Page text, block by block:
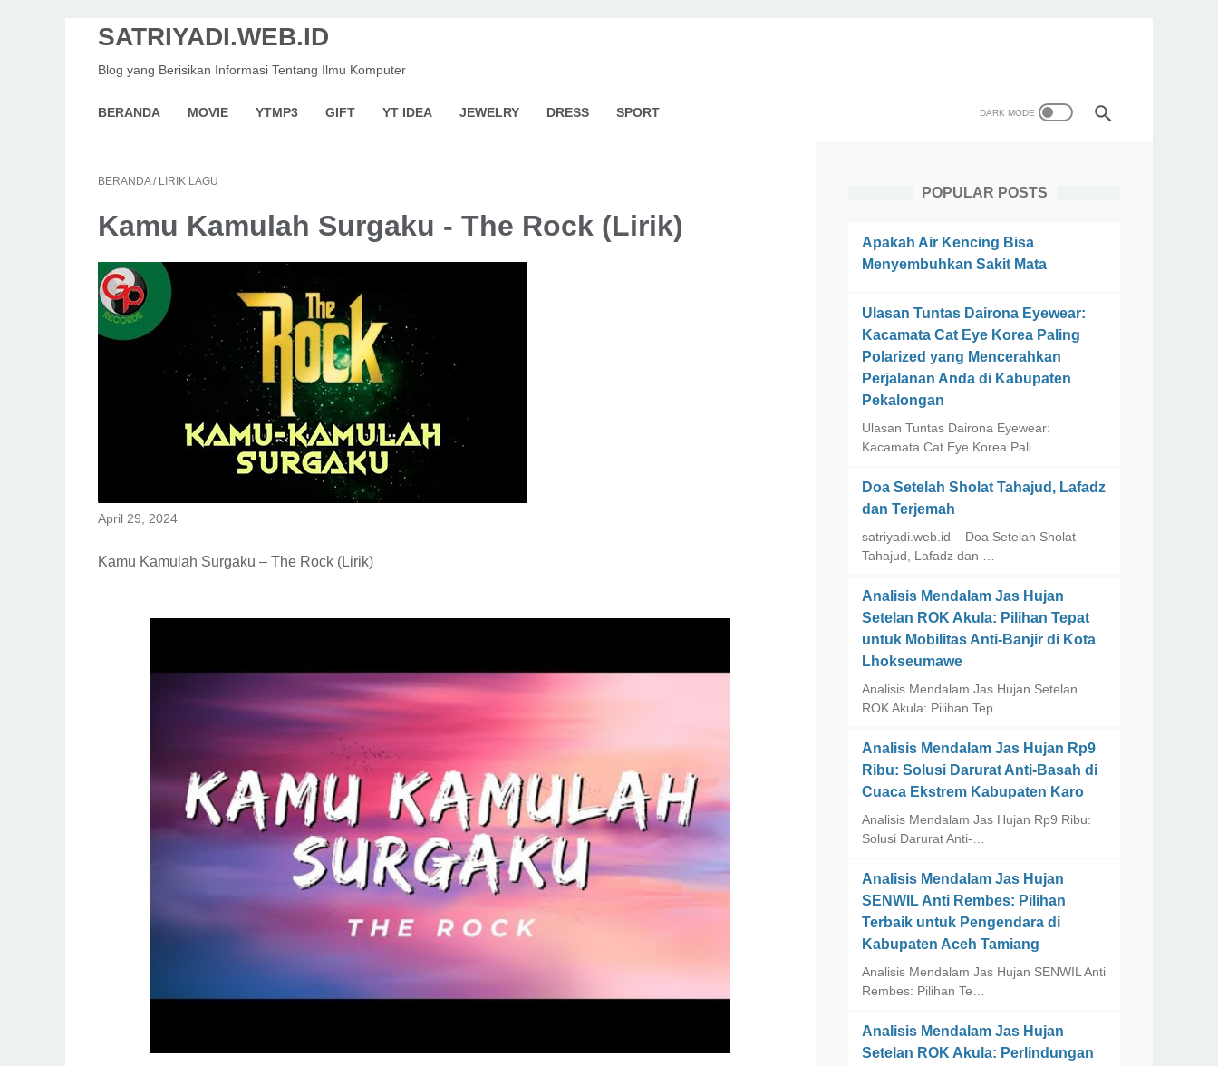
SATRIYADI.WEB.ID
Blog yang Berisikan Informasi Tentang Ilmu Komputer
BERANDA MOVIE YTMP3 GIFT YT IDEA JEWELRY DRESS SPORT
BERANDA / LIRIK LAGU
Kamu Kamulah Surgaku - The Rock (Lirik)
April 29, 2024
Kamu Kamulah Surgaku – The Rock (Lirik)
POPULAR POSTS
Apakah Air Kencing Bisa
Menyembuhkan Sakit Mata
Ulasan Tuntas Dairona Eyewear:
Kacamata Cat Eye Korea Paling
Polarized yang Mencerahkan
Perjalanan Anda di Kabupaten
Pekalongan
Ulasan Tuntas Dairona Eyewear:
Kacamata Cat Eye Korea Pali…
Doa Setelah Sholat Tahajud, Lafadz
dan Terjemah
satriyadi.web.id – Doa Setelah Sholat
Tahajud, Lafadz dan …
Analisis Mendalam Jas Hujan
Setelan ROK Akula: Pilihan Tepat
untuk Mobilitas Anti-Banjir di Kota
Lhokseumawe
Analisis Mendalam Jas Hujan Setelan
ROK Akula: Pilihan Tep…
Analisis Mendalam Jas Hujan Rp9
Ribu: Solusi Darurat Anti-Basah di
Cuaca Ekstrem Kabupaten Karo
Analisis Mendalam Jas Hujan Rp9 Ribu:
Solusi Darurat Anti-…
Analisis Mendalam Jas Hujan
SENWIL Anti Rembes: Pilihan
Terbaik untuk Pengendara di
Kabupaten Aceh Tamiang
Analisis Mendalam Jas Hujan SENWIL Anti
Rembes: Pilihan Te…
Analisis Mendalam Jas Hujan
Setelan ROK Akula: Perlindungan